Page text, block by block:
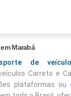
Marabá
de
Carreto e
plataformas ou